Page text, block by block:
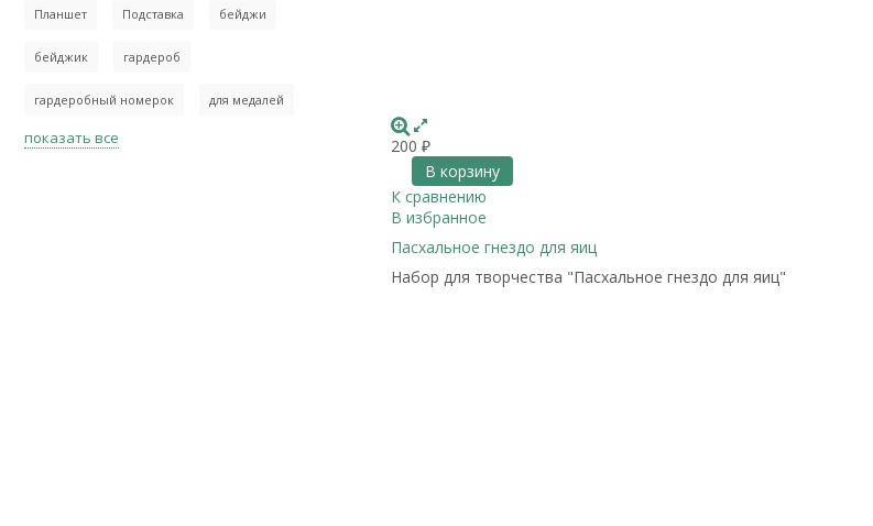
200 ₽
В корзину
К сравнению
В избранное
Пасхальное гнездо для яиц
Набор для творчества "Пасхальное гнездо для яиц"
Планшет Подставка бейджи
бейджик гардероб
гардеробный номерок для медалей
показать все